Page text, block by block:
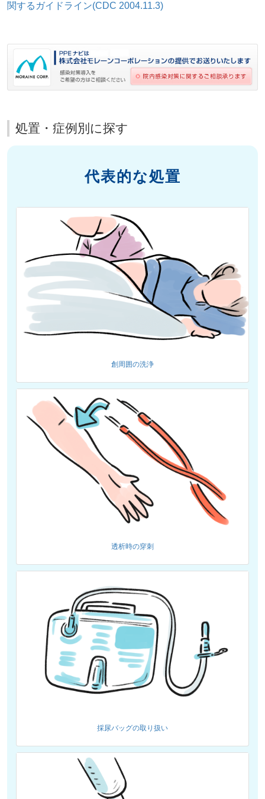
関するガイドライン(CDC 2004.11.3)
処置・症例別に探す
代表的な処置
創周囲の洗浄
透析時の穿刺
採尿バッグの取り扱い